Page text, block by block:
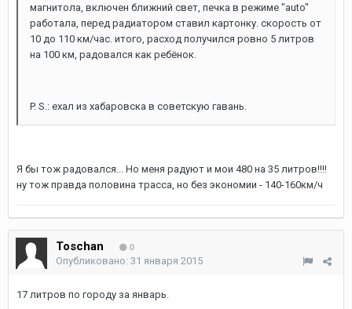
магнитола, включен ближний свет, печка в режиме "auto"
работала, перед радиатором ставил картонку. скорость от
10 до 110 км/час. итого, расход получился ровно 5 литров
на 100 км, радовался как ребёнок.
P. S.: ехал из хабаровска в советскую гавань.
Я бы тож радовался... Но меня радуют и мои 480 на 35 литров!!!!
ну тож правда половина трасса, но без экономии - 140-160км/ч
Toschan 0
Опубликовано: 31 января 2015
17 литров по городу за январь.